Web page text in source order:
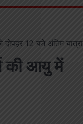
12 बजे अंतिम यात्रा
की आयु में